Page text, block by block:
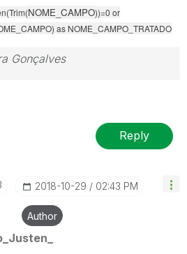
NOME_CAMPO))=0 or
as NOME_CAMPO_TRATADO
Gonçalves
Reply
‎2018-10-29 02:43 PM
Author